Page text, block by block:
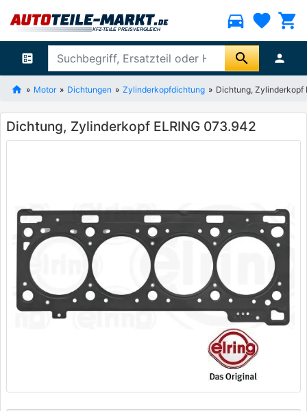
directions_car favorite shopping_cart
ballot search person
Motor Dichtungen Zylinderkopfdichtung Dichtung, Zylinderkopf
Dichtung, Zylinderkopf ELRING 073.942